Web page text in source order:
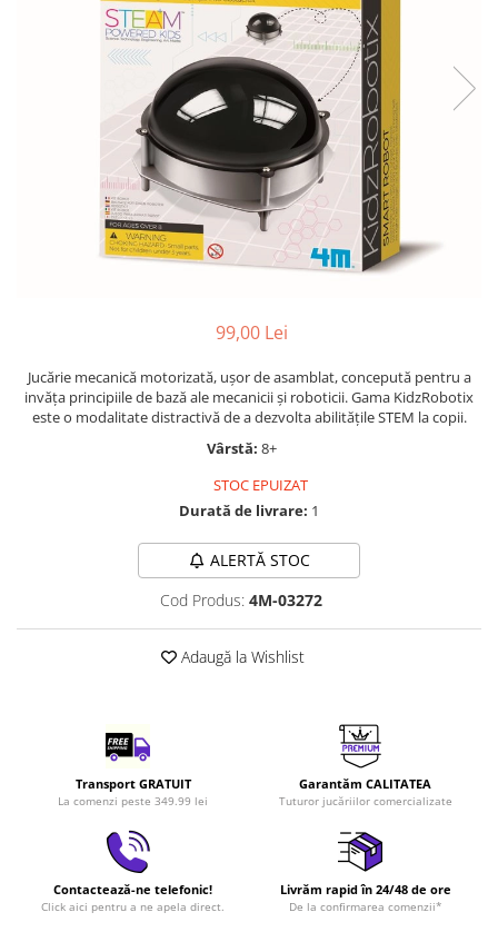
Jocuri cu dinozauri
Jucării de pluș
Jocuri educative pentru
școală/grădiniță
Cărţi de colorat, activități, apa
Accesorii diverse
LEGO Friends
LEGO Ninjago
LEGO DREAMZzz
LEGO Star Wars
LEGO Gabby s Dollhouse
LEGO Harry Potter
LEGO Jurassic World
LEGO Sonic the Hedgehog
LEGO Creator Expert
LEGO Speed Champions
99,00 Lei
Jucărie mecanică motorizată, ușor de asamblat, concepută pentru a
invăța principiile de bază ale mecanicii și roboticii. Gama KidzRobotix
este o modalitate distractivă de a dezvolta abilitățile STEM la copii.
Vârstă: 8+
STOC EPUIZAT
Durată de livrare: 1
ALERTĂ STOC
Cod Produs: 4M-03272
Adaugă la Wishlist
Transport GRATUIT
La comenzi peste 349.99 lei
Garantăm CALITATEA
Tuturor jucăriilor comercializate
Contactează-ne telefonic!
Click aici pentru a ne apela direct.
Livrăm rapid în 24/48 de ore
De la confirmarea comenzii*